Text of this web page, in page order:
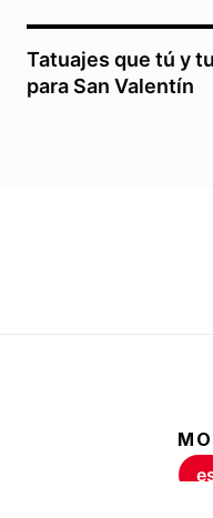
Tatuajes que tú y
para San Valentín